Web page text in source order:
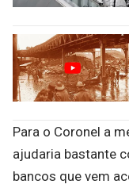
Para o Coronel a
ajudaria bastante
bancos que vem